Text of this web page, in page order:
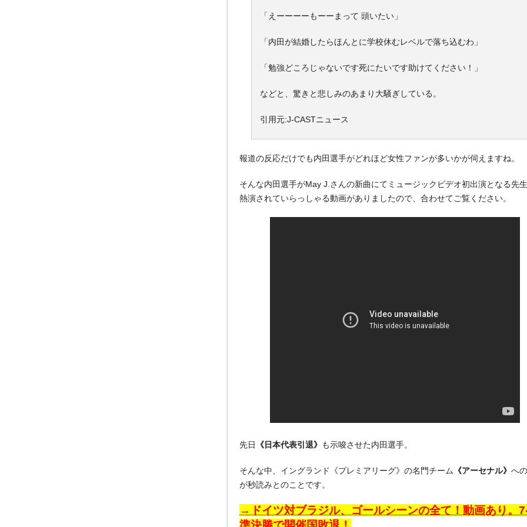
「えーーーーもーーまって 頭いたい」
「内田が結婚したらほんとに学校休むレベルで落ち込むわ」
「勉強どころじゃないです死にたいです助けてください！」
などと、驚きと悲しみのあまり大騒ぎしている。
引用元:J-CASTニュース
報道の反応だけでも内田選手がどれほど女性ファンが多いかが伺えますね。
そんな内田選手がMay J.さんの新曲にてミュージックビデオ初出演となる先
熱演されていらっしゃる動画がありましたので、合わせてご覧ください。
先日 《日本代表引退》 も示唆させた内田選手。
そんな中、イングランド《プレミアリーグ》の名門チーム 《アーセナル》 へ
が秒読みとのことです。
→ドイツ対ブラジル、ゴールシーンの全て！動画あり。